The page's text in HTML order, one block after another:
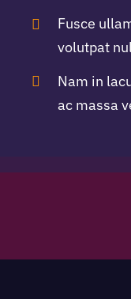
Fusce
volutpat
Nam in
ac massa